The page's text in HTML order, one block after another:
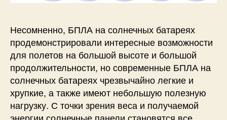
Несомненно, БПЛА на солнечных батареях
продемонстрировали интересные возможности
для полетов на большой высоте и большой
продолжительности, но современные БПЛА на
солнечных батареях чрезвычайно легкие и
хрупкие, а также имеют небольшую полезную
нагрузку. С точки зрения веса и получаемой
энергии солнечные панели становятся все